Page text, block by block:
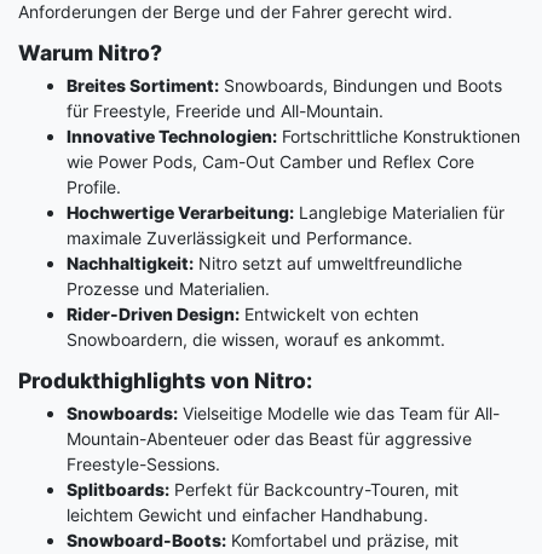
Anforderungen der Berge und der Fahrer gerecht wird.
Warum Nitro?
Breites Sortiment: Snowboards, Bindungen und Boots
für Freestyle, Freeride und All-Mountain.
Innovative Technologien: Fortschrittliche Konstruktionen
wie Power Pods, Cam-Out Camber und Reflex Core
Profile.
Hochwertige Verarbeitung: Langlebige Materialien für
maximale Zuverlässigkeit und Performance.
Nachhaltigkeit: Nitro setzt auf umweltfreundliche
Prozesse und Materialien.
Rider-Driven Design: Entwickelt von echten
Snowboardern, die wissen, worauf es ankommt.
Produkthighlights von Nitro:
Snowboards: Vielseitige Modelle wie das Team für All-
Mountain-Abenteuer oder das Beast für aggressive
Freestyle-Sessions.
Splitboards: Perfekt für Backcountry-Touren, mit
leichtem Gewicht und einfacher Handhabung.
Snowboard-Boots: Komfortabel und präzise, mit